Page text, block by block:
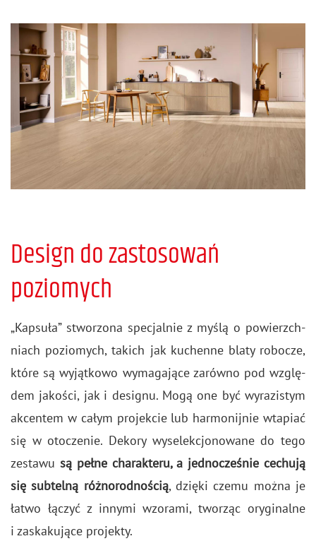
Design do zastosowań
poziomych
„Kap­su­ła” stwo­rzo­na spe­cjal­nie z myślą o po­wierzch­
niach po­zio­mych, ta­kich jak ku­chen­ne blaty ro­bo­cze,
które są wy­jąt­ko­wo wy­ma­ga­ją­ce za­rów­no pod wzglę­
dem ja­ko­ści, jak i de­si­gnu. Mogą one być wy­ra­zi­stym
ak­cen­tem w całym pro­jek­cie lub har­mo­nij­nie wta­piać
się w oto­cze­nie. De­ko­ry wy­se­lek­cjo­no­wa­ne do tego
ze­sta­wu są pełne cha­rak­te­ru, a jed­no­cze­śnie ce­chu­ją
się sub­tel­ną róż­no­rod­no­ścią, dzię­ki czemu można je
łatwo łą­czyć z in­ny­mi wzo­ra­mi, two­rząc ory­gi­nal­ne
i za­ska­ku­ją­ce pro­jek­ty.